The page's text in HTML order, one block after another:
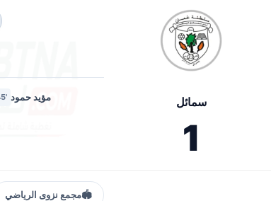
سمائل
1
مؤيد حمود '45
🏟️مجمع نزوى الرياضي